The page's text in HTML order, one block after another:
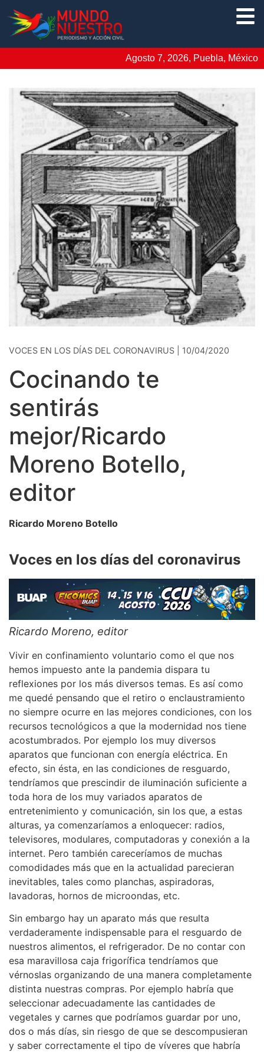
Agosto 7, 2026, Puebla, México
VOCES EN LOS DÍAS DEL CORONAVIRUS | 10/04/2020
Cocinando te
sentirás
mejor/Ricardo
Moreno Botello,
editor
Ricardo Moreno Botello
Voces en los días del coronavirus
Ricardo Moreno, editor
Vivir en confinamiento voluntario como el que nos
hemos impuesto ante la pandemia dispara tu
reflexiones por los más diversos temas. Es así como
me quedé pensando que el retiro o enclaustramiento
no siempre ocurre en las mejores condiciones, con los
recursos tecnológicos a que la modernidad nos tiene
acostumbrados. Por ejemplo los muy diversos
aparatos que funcionan con energía eléctrica. En
efecto, sin ésta, en las condiciones de resguardo,
tendríamos que prescindir de iluminación suficiente a
toda hora de los muy variados aparatos de
entretenimiento y comunicación, sin los que, a estas
alturas, ya comenzaríamos a enloquecer: radios,
televisores, modulares, computadoras y conexión a la
internet. Pero también careceríamos de muchas
comodidades más que en la actualidad parecieran
inevitables, tales como planchas, aspiradoras,
lavadoras, hornos de microondas, etc.
Sin embargo hay un aparato más que resulta
verdaderamente indispensable para el resguardo de
nuestros alimentos, el refrigerador. De no contar con
esa maravillosa caja frigorífica tendríamos que
vérnoslas organizando de una manera completamente
distinta nuestras compras. Por ejemplo habría que
seleccionar adecuadamente las cantidades de
vegetales y carnes que podríamos guardar por uno,
dos o más días, sin riesgo de que se descompusieran
y saber correctamente el tipo de víveres que habría